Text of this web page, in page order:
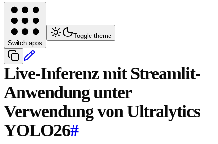
Switch apps
Toggle theme
Live-Inferenz mit Streamlit-
Anwendung unter
Verwendung von Ultralytics
YOLO26#